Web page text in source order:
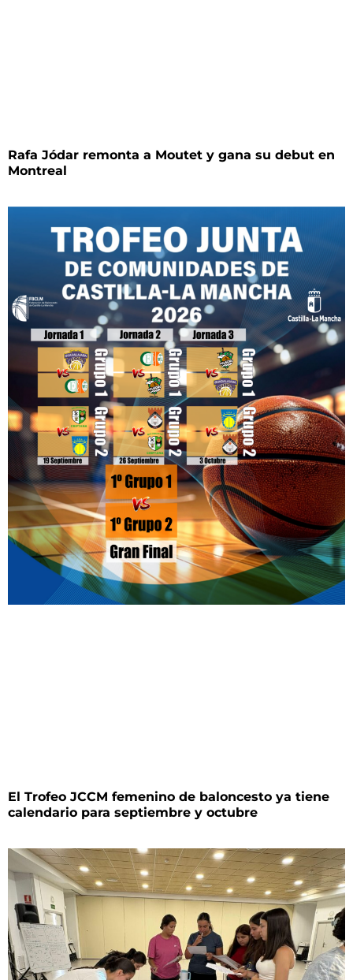
Rafa Jódar remonta a Moutet y gana su debut en
Montreal
El Trofeo JCCM femenino de baloncesto ya tiene
calendario para septiembre y octubre